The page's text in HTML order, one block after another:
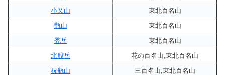
小又山
東北百名山
甑山
東北百名山
禿岳
東北百名山
北股岳
花の百名山,東北百名山
祝瓶山
三百名山,東北百名山